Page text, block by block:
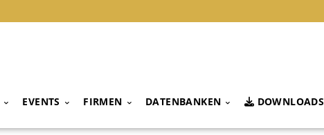
EVENTS FIRMEN DATENBANKEN DOWNLOADS